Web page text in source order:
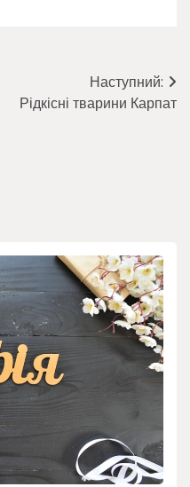
Наступний:
Рідкісні тварини Карпат